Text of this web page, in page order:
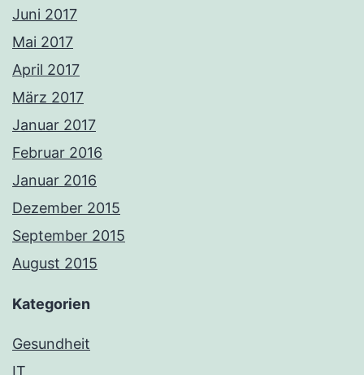
Juni 2017
Mai 2017
April 2017
März 2017
Januar 2017
Februar 2016
Januar 2016
Dezember 2015
September 2015
August 2015
Kategorien
Gesundheit
IT